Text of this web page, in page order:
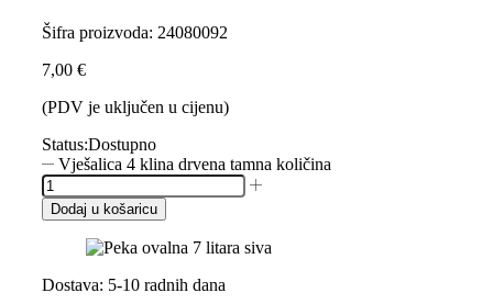
Šifra proizvoda: 24080092
7,00 €
(PDV je uključen u cijenu)
Status:Dostupno
Vješalica 4 klina drvena tamna količina
Dodaj u košaricu
Dostava: 5-10 radnih dana